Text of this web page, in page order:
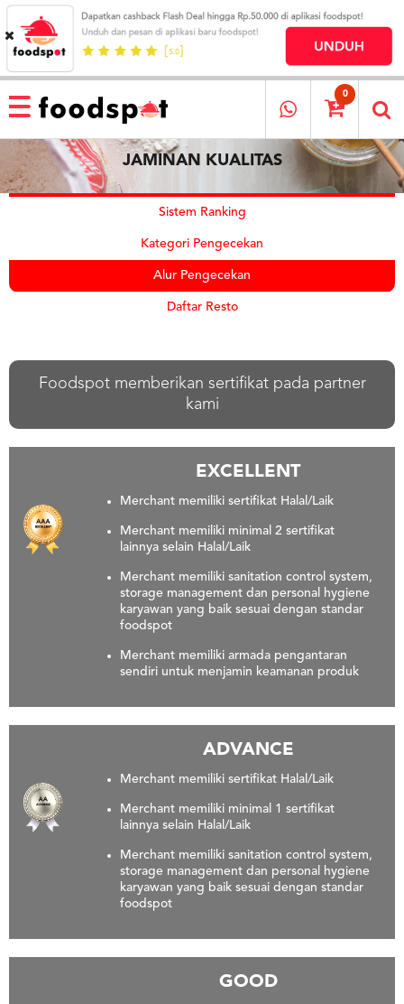
HOME
MENU
RESTAURANT
CARA
PESAN
MEREKA
KATALOG
FAQ
CONDITIONS
0
JAMINAN KUALITAS
Sistem Ranking
Kategori Pengecekan
Alur Pengecekan
Daftar Resto
Foodspot memberikan sertifikat pada partner
kami
EXCELLENT
Merchant memiliki sertifikat Halal/Laik
Merchant memiliki minimal 2 sertifikat
lainnya selain Halal/Laik
Merchant memiliki sanitation control system,
storage management dan personal hygiene
karyawan yang baik sesuai dengan standar
foodspot
Merchant memiliki armada pengantaran
sendiri untuk menjamin keamanan produk
ADVANCE
Merchant memiliki sertifikat Halal/Laik
Merchant memiliki minimal 1 sertifikat
lainnya selain Halal/Laik
Merchant memiliki sanitation control system,
storage management dan personal hygiene
karyawan yang baik sesuai dengan standar
foodspot
GOOD